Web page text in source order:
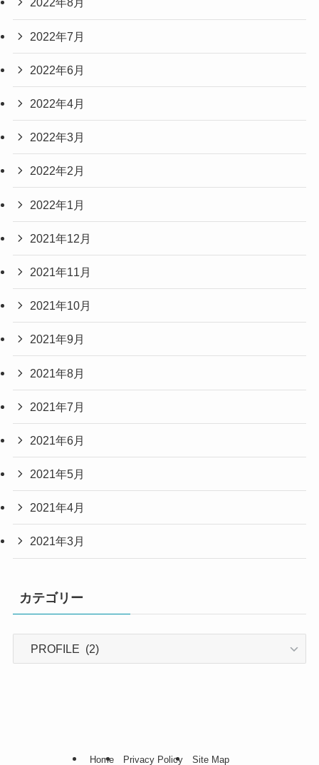
2022年7月
2022年6月
2022年4月
2022年3月
2022年2月
2022年1月
2021年12月
2021年11月
2021年10月
2021年9月
2021年8月
2021年7月
2021年6月
2021年5月
2021年4月
2021年3月
カテゴリー
Home Privacy Policy Site Map